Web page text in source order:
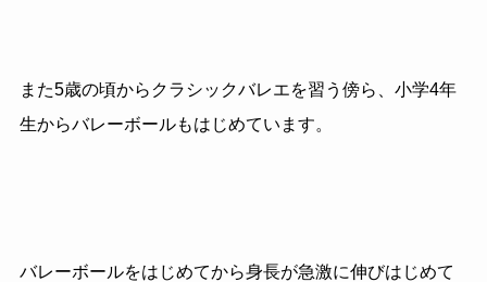
また5歳の頃からクラシックバレエを習う傍ら、小学4年
生からバレーボールもはじめています。
バレーボールをはじめてから身長が急激に伸びはじめて